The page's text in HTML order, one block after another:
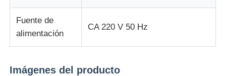
Fuente de
alimentación
CA 220 V 50 Hz
Imágenes del producto